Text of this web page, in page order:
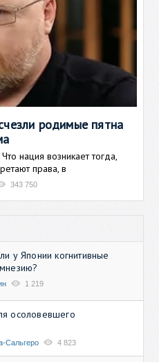
родимые пятна
нация возникает тогда,
права, в
343 750
у Японии когнитивные
1 219
осоловевшего
Сальгеро 4 823